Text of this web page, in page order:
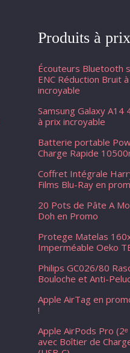
Produits à
Écouteurs Bluetooth
ENC Réduction Bruit
incroyable
Samsung Galaxy A14
à prix incroyable
Batterie portable
Charge Rapide
Coffret Intégrale
Films Blu-Ray en
20 Pots de Pâte A
Doh en Promo
Protege Matelas
Imperméable Oeko
Philips GC026/80
Bouloche et Anti-
Apple AirTag en
!
Apple AirPods Pro
avec Boîtier de